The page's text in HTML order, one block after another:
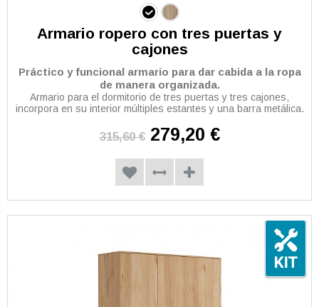
Armario ropero con tres puertas y
cajones
Práctico y funcional armario para dar cabida a la ropa
de manera organizada.
Armario para el dormitorio de tres puertas y tres cajones,
incorpora en su interior múltiples estantes y una barra metálica.
315,60 € 279,20 €